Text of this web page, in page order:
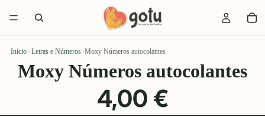
Início › Letras e Números ›Moxy Números autocolantes
Moxy Números autocolantes
4,00 €